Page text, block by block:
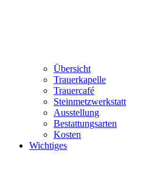
Übersicht
Trauerkapelle
Trauercafé
Steinmetzwerkstatt
Ausstellung
Bestattungsarten
Kosten
Wichtiges